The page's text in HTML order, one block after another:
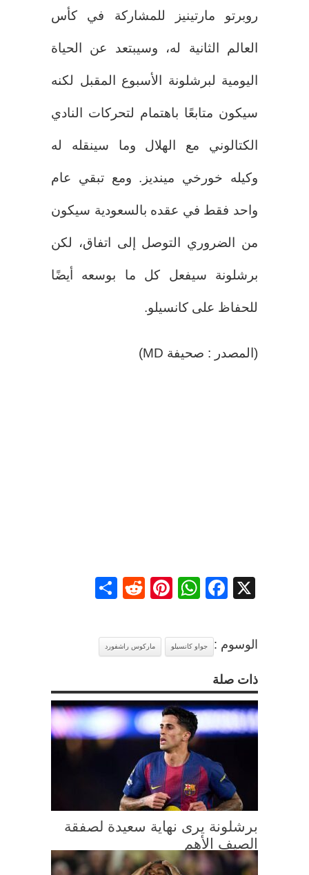
روبرتو مارتينيز للمشاركة في كأس
العالم الثانية له، وسيبتعد عن الحياة
اليومية لبرشلونة الأسبوع المقبل لكنه
سيكون متابعًا باهتمام لتحركات النادي
الكتالوني مع الهلال وما سينقله له
وكيله خورخي مينديز. ومع تبقي عام
واحد فقط في عقده بالسعودية سيكون
من الضروري التوصل إلى اتفاق، لكن
برشلونة سيفعل كل ما بوسعه أيضًا
للحفاظ على كانسيلو.
(المصدر : صحيفة MD)
X
Facebook
WhatsApp
Pinterest
Reddit
الوسوم : جواو كانسيلو ماركوس راشفورد
ذات صلة
برشلونة يرى نهاية سعيدة لصفقة
الصيف الأهم